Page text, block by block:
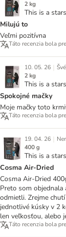
2 kg
This is a
Milujú to
Veľmi pozitívna
Táto recenzia bola
10. 05. 26 |
2 kg
This is a
Spokojné mačky
Moje mačky toto
Táto recenzia bola
19. 04. 26 |
400 g
This is a
Cosma Air-Dried
Cosma Air-Dried
Preto som objednala
odmietli. Zrejme
jednotlivé kúsky v 2
len veľkosťou, alebo
Táto recenzia bola